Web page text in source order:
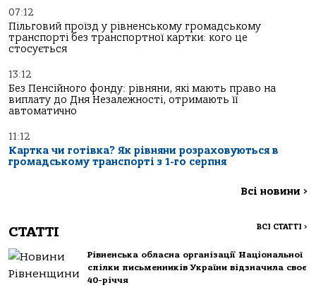
07:12
Пільговий проїзд у рівненському громадському
транспорті без транспортної картки: кого це
стосується
13:12
Без Пенсійного фонду: рівняни, які мають право на
виплату до Дня Незалежності, отримають її
автоматично
11:12
Картка чи готівка? Як рівняни розраховуються в
громадському транспорті з 1-го серпня
Всі новини >
СТАТТІ ВСІ СТАТТІ >
Рівненська обласна організації Національної
спілки письменників України відзначила своє
40-річчя